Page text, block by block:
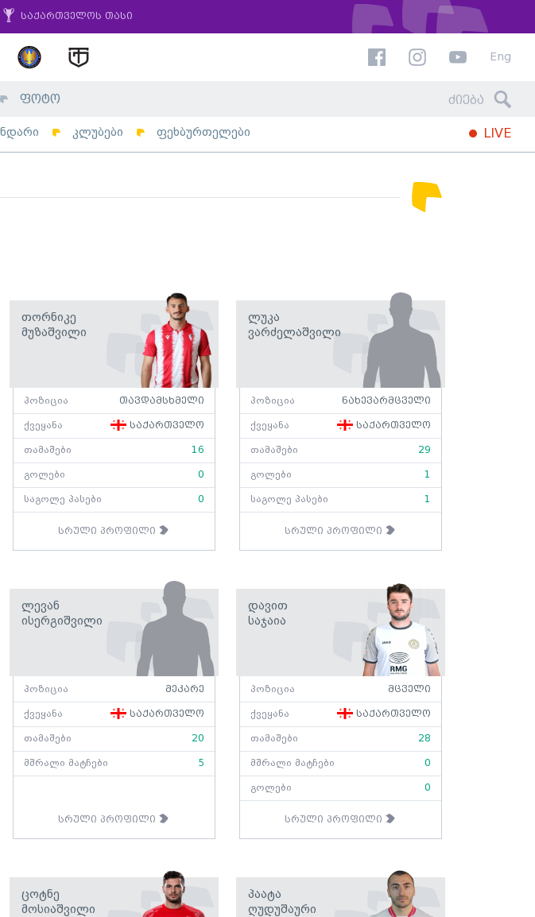
საქართველოს თასი
Eng
ფოტო
კლუბები ფეხბურთელები LIVE
Თორნიკე
Მუზაშვილი
პოზიცია თავდამსხმელი
ქვეყანა საქართველო
თამაშები 16
გოლები 0
საგოლე პასები 0
სრული პროფილი
Ლუკა
Ვარძელაშვილი
პოზიცია ნახევარმცველი
ქვეყანა საქართველო
თამაშები 29
გოლები 1
საგოლე პასები 1
სრული პროფილი
Ლევან
Ისერგიშვილი
პოზიცია მეკარე
ქვეყანა საქართველო
თამაშები 20
მშრალი მატჩები 5
სრული პროფილი
Დავით
Საჯაია
პოზიცია მცველი
ქვეყანა საქართველო
თამაშები 28
მშრალი მატჩები 0
გოლები 0
სრული პროფილი
Ცოტნე
Მოსიაშვილი
Პაატა
Ღუდუშაური